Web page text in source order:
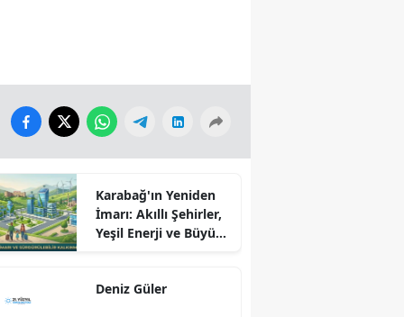
Karabağ'ın Yeniden
İmarı: Akıllı Şehirler,
Yeşil Enerji ve Büyük
Sürdürülebilir
Deniz Güler